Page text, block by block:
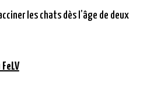
les chats dès l’âge de deux